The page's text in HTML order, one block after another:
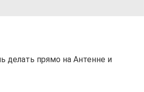
делать прямо на Антенне и